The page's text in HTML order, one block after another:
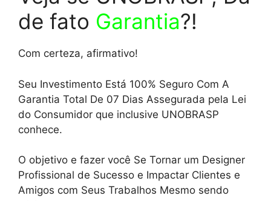
de fato Garantia?!
Com certeza, afirmativo!
Seu Investimento Está 100% Seguro Com A
Garantia Total De 07 Dias Assegurada pela Lei
do Consumidor que inclusive UNOBRASP
conhece.
O objetivo e fazer você Se Tornar um Designer
Profissional de Sucesso e Impactar Clientes e
Amigos com Seus Trabalhos Mesmo sendo